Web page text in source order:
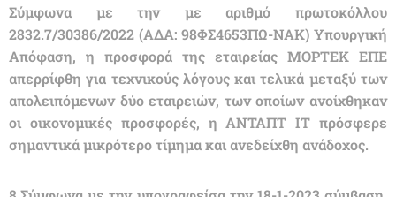
Σύμφωνα με την με αριθμό πρωτοκόλλου
2832.7/30386/2022 (ΑΔΑ: 98ΦΣ4653ΠΩ-ΝΑΚ) Υπουργική
Απόφαση, η προσφορά της εταιρείας ΜΟΡΤΕΚ ΕΠΕ
απερρίφθη για τεχνικούς λόγους και τελικά μεταξύ των
απολειπόμενων δύο εταιρειών, των οποίων ανοίχθηκαν
οι οικονομικές προσφορές, η ΑΝΤΑΠΤ ΙΤ πρόσφερε
σημαντικά μικρότερο τίμημα και ανεδείχθη ανάδοχος.